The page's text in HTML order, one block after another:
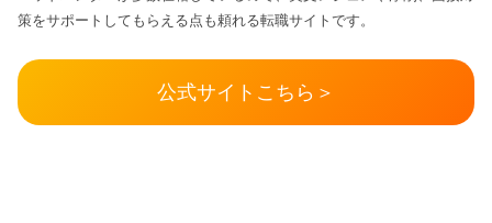
策をサポートしてもらえる点も頼れる転職サイトです。
公式サイトこちら＞